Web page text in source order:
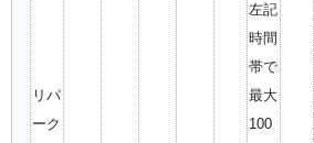
リパ
ーク
左記
時間
帯で
最大
100